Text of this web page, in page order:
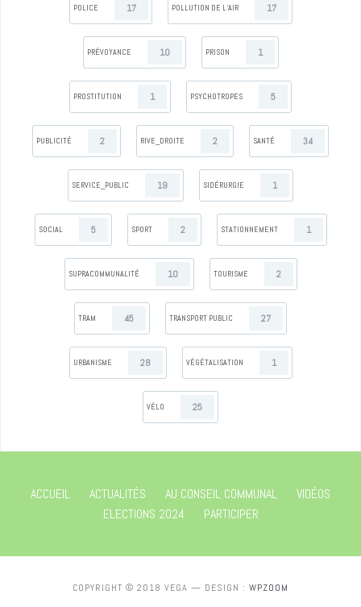
POLICE 17 POLLUTION DE L’AIR 17
PRÉVOYANCE 10 PRISON 1
PROSTITUTION 1 PSYCHOTROPES 5
PUBLICITÉ 2 RIVE_DROITE 2 SANTÉ 34
SERVICE_PUBLIC 19 SIDÉRURGIE 1
SOCIAL 5 SPORT 2 STATIONNEMENT 1
SUPRACOMMUNALITÉ 10 TOURISME 2
TRAM 45 TRANSPORT PUBLIC 27
URBANISME 28 VÉGÉTALISATION 1
VÉLO 25
ACCUEIL ACTUALITÉS AU CONSEIL COMMUNAL
VIDÉOS
ELECTIONS 2024
PARTICIPER
COPYRIGHT © 2018 VEGA — DESIGN : WPZOOM